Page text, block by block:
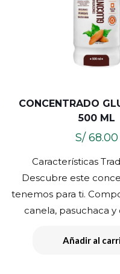
CONCENTRADO
500 ML
S/ 68.00
Características
Descubre este
tenemos para ti.
canela, pasuchaca y
Añadir al